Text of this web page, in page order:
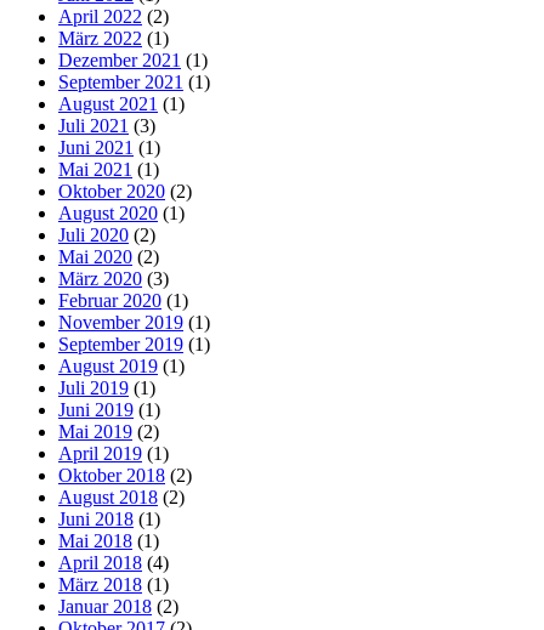
April 2022 (2)
März 2022 (1)
Dezember 2021 (1)
September 2021 (1)
August 2021 (1)
Juli 2021 (3)
Juni 2021 (1)
Mai 2021 (1)
Oktober 2020 (2)
August 2020 (1)
Juli 2020 (2)
Mai 2020 (2)
März 2020 (3)
Februar 2020 (1)
November 2019 (1)
September 2019 (1)
August 2019 (1)
Juli 2019 (1)
Juni 2019 (1)
Mai 2019 (2)
April 2019 (1)
Oktober 2018 (2)
August 2018 (2)
Juni 2018 (1)
Mai 2018 (1)
April 2018 (4)
März 2018 (1)
Januar 2018 (2)